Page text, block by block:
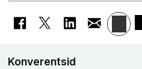
Konverentsid